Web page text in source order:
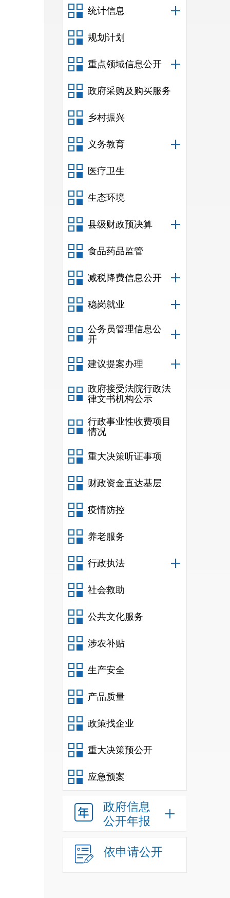
统计信息
规划计划
重点领域信息公开
政府采购及购买服务
乡村振兴
义务教育
医疗卫生
生态环境
县级财政预决算
食品药品监管
减税降费信息公开
稳岗就业
公务员管理信息公
开
建议提案办理
政府接受法院行政法
律文书机构公示
行政事业性收费项目
情况
重大决策听证事项
财政资金直达基层
疫情防控
养老服务
行政执法
社会救助
公共文化服务
涉农补贴
生产安全
产品质量
政策找企业
重大决策预公开
应急预案
政府信息
公开年报
依申请公开